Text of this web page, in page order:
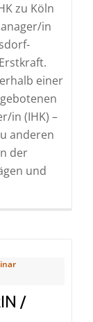
zu Köln
in
einer
in (IHK) –
anderen
der
und
/